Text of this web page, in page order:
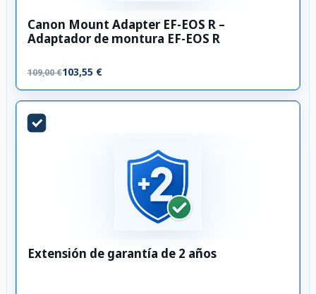
Canon Mount Adapter EF-EOS R –
Adaptador de montura EF-EOS R
109,00 €103,55 €
Extensión de garantía de 2 años